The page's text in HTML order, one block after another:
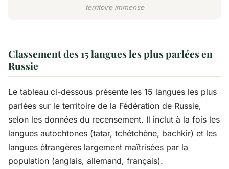
territoire immense
Classement des 15 langues les plus parlées en
Russie
Le tableau ci-dessous présente les 15 langues les plus
parlées sur le territoire de la Fédération de Russie,
selon les données du recensement. Il inclut à la fois les
langues autochtones (tatar, tchétchène, bachkir) et les
langues étrangères largement maîtrisées par la
population (anglais, allemand, français).